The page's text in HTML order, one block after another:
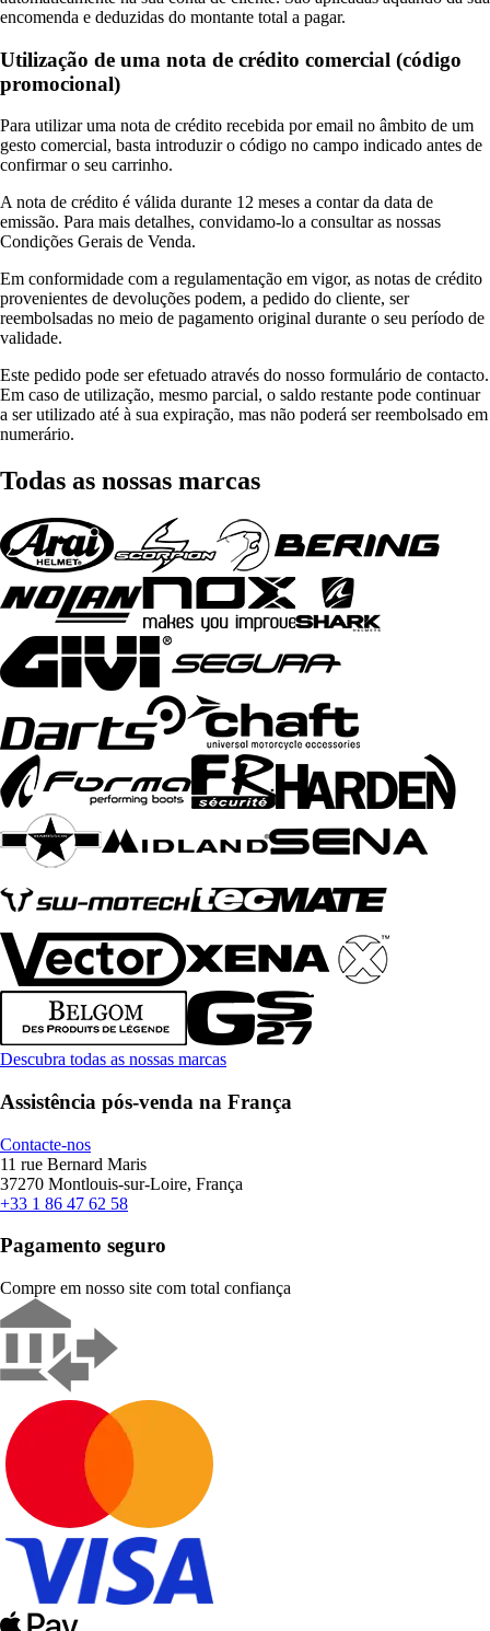
encomenda e deduzidas do montante total a pagar.
Utilização de uma nota de crédito comercial (código
promocional)
Para utilizar uma nota de crédito recebida por email no âmbito de um
gesto comercial, basta introduzir o código no campo indicado antes de
confirmar o seu carrinho.
A nota de crédito é válida durante 12 meses a contar da data de
emissão. Para mais detalhes, convidamo-lo a consultar as nossas
Condições Gerais de Venda.
Em conformidade com a regulamentação em vigor, as notas de crédito
provenientes de devoluções podem, a pedido do cliente, ser
reembolsadas no meio de pagamento original durante o seu período de
validade.
Este pedido pode ser efetuado através do nosso formulário de contacto.
Em caso de utilização, mesmo parcial, o saldo restante pode continuar
a ser utilizado até à sua expiração, mas não poderá ser reembolsado em
numerário.
Todas as nossas marcas
Descubra todas as nossas marcas
Assistência pós-venda na França
Contacte-nos
11 rue Bernard Maris
37270 Montlouis-sur-Loire, França
+33 1 86 47 62 58
Pagamento seguro
Compre em nosso site com total confiança